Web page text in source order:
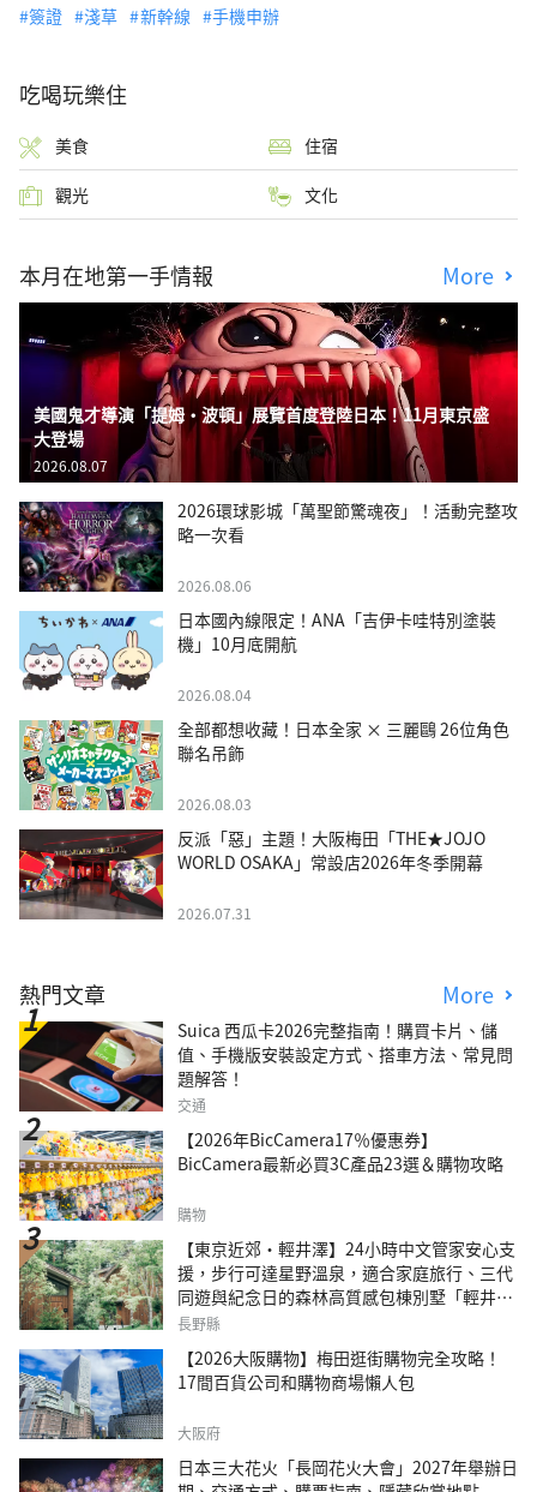
簽證
淺草 新幹線 手機申辦
吃喝玩樂住
美食 住宿
觀光 文化
本月在地第一手情報 More
美國鬼才導演「提姆・波頓」展覽首度登陸日本！11月東京盛
大登場
2026.08.07
2026環球影城「萬聖節驚魂夜」！活動完整攻
略一次看
2026.08.06
日本國內線限定！ANA「吉伊卡哇特別塗裝
機」10月底開航
2026.08.04
全部都想收藏！日本全家 × 三麗鷗 26位角色
聯名吊飾
2026.08.03
反派「惡」主題！大阪梅田「THE★JOJO
WORLD OSAKA」常設店2026年冬季開幕
2026.07.31
熱門文章 More
Suica 西瓜卡2026完整指南！購買卡片、儲
值、手機版安裝設定方式、搭車方法、常見問
題解答！
交通
【2026年BicCamera17％優惠券】
BicCamera最新必買3C產品23選＆購物攻略
購物
【東京近郊・輕井澤】24小時中文管家安心支
援，步行可達星野溫泉，適合家庭旅行、三代
同遊與紀念日的森林高質感包棟別墅「輕井澤
森四季VILLA」
長野縣
【2026大阪購物】梅田逛街購物完全攻略！
17間百貨公司和購物商場懶人包
大阪府
日本三大花火「長岡花火大會」2027年舉辦日